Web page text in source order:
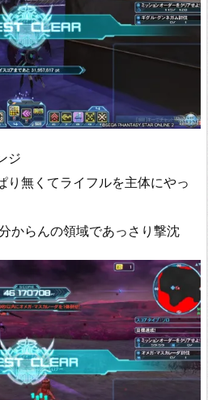
ジ
り無くてライフルを主体にやっ
からんの領域であっさり撃沈